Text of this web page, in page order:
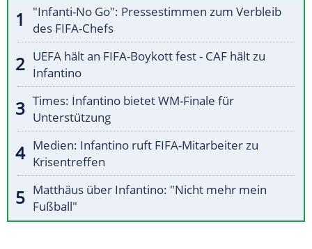
"Infanti-No Go": Pressestimmen zum Verbleib
des FIFA-Chefs
UEFA hält an FIFA-Boykott fest - CAF hält zu
Infantino
Times: Infantino bietet WM-Finale für
Unterstützung
Medien: Infantino ruft FIFA-Mitarbeiter zu
Krisentreffen
Matthäus über Infantino: "Nicht mehr mein
Fußball"